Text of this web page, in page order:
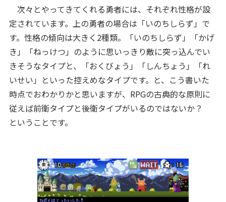
次々とやってきてくれる勇者には、それぞれ性格が設
定されています。上の勇者の場合は「いのちしらず」で
す。性格の傾向は大きく2種類。「いのちしらず」「かげ
き」「ねっけつ」のように思いっきり敵に突っ込んでい
きそうなタイプと、「おくびょう」「しんちょう」「れ
いせい」といった控えめなタイプです。と、こう書いた
時点でおわかりかと思いますが、RPGの古典的な原則に
従えば前衛タイプと後衛タイプがいるのではないか？
ということです。